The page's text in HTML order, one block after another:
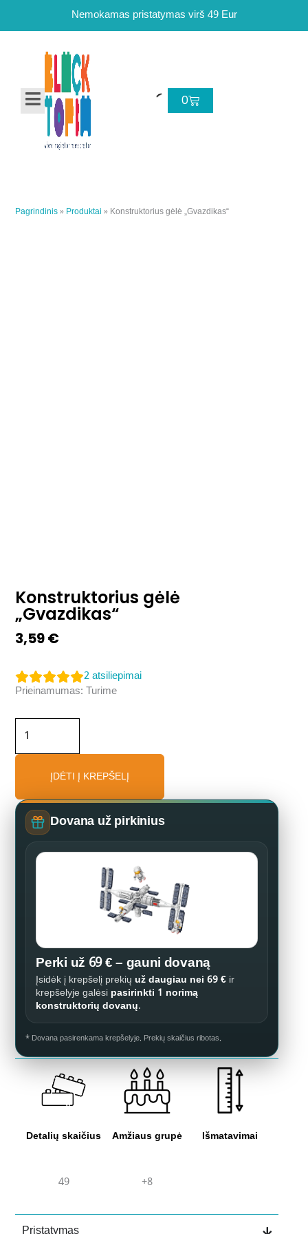
Nemokamas pristatymas virš 49 Eur
0
Cart
Pagrindinis» Produktai » Konstruktorius gėlė „Gvazdikas“
Konstruktorius gėlė
„Gvazdikas“
3,59€
2atsiliepimai
Prieinamumas: Turime
produkto
Konstruktorius
gėlė
„Gvazdikas“
ĮDĖTI Į KREPŠELĮ
Dovana už pirkinius
Perki už 69 € – gauni dovaną
Įsidėk į krepšelį prekiųuž daugiau nei 69 € ir
krepšelyje galėsi pasirinkti 1 norimą
konstruktorių dovanų.
* Dovana pasirenkama krepšelyje. Prekių skaičius ribotas.
Detalių skaičius Amžiaus grupė Išmatavimai
49 +8